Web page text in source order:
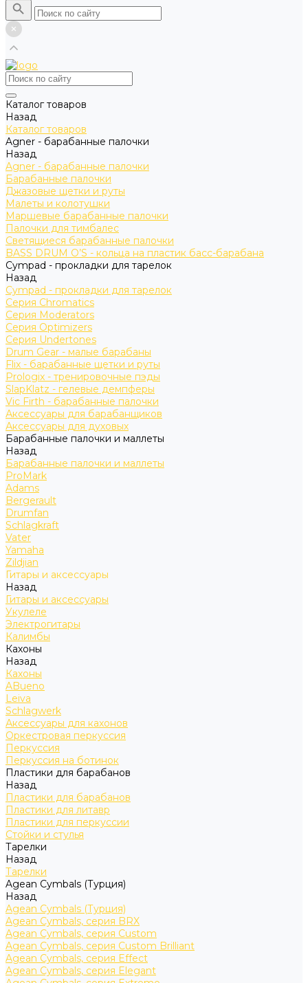
Каталог товаров
Назад
Каталог товаров
Agner - барабанные палочки
Назад
Agner - барабанные палочки
Барабанные палочки
Джазовые щетки и руты
Малеты и колотушки
Маршевые барабанные палочки
Палочки для тимбалес
Светящиеся барабанные палочки
BASS DRUM O’S - кольца на пластик басс-барабана
Cympad - прокладки для тарелок
Назад
Cympad - прокладки для тарелок
Серия Chromatics
Серия Moderators
Серия Optimizers
Серия Undertones
Drum Gear - малые барабаны
Flix - барабанные щетки и руты
Prologix - тренировочные пэды
SlapKlatz - гелевые демпферы
Vic Firth - барабанные палочки
Аксессуары для барабанщиков
Аксессуары для духовых
Барабанные палочки и маллеты
Назад
Барабанные палочки и маллеты
ProMark
Adams
Bergerault
Drumfan
Schlagkraft
Vater
Yamaha
Zildjian
Гитары и аксессуары
Назад
Гитары и аксессуары
Укулеле
Электрогитары
Калимбы
Кахоны
Назад
Кахоны
ABueno
Leiva
Schlagwerk
Аксессуары для кахонов
Оркестровая перкуссия
Перкуссия
Перкуссия на ботинок
Пластики для барабанов
Назад
Пластики для барабанов
Пластики для литавр
Пластики для перкуссии
Стойки и стулья
Тарелки
Назад
Тарелки
Agean Cymbals (Турция)
Назад
Agean Cymbals (Турция)
Agean Cymbals, серия BRX
Agean Cymbals, серия Custom
Agean Cymbals, серия Custom Brilliant
Agean Cymbals, серия Effect
Agean Cymbals, серия Elegant